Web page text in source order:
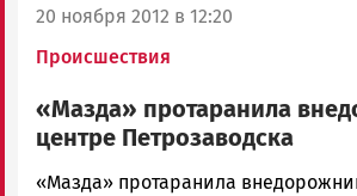
20 ноября 2012 в 12:20
Происшествия
«Мазда» протаранила
центре Петрозаводска
admintimur
«Мазда» протаранила